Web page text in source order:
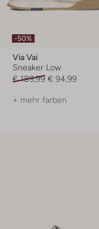
-50%
Via Vai
Sneaker Low
€ 189,99 € 94,99
+ mehr farben